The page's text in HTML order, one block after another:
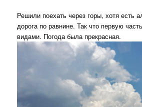
Решили поехать через горы, хотя есть
дорога по равнине. Так что первую
видами. Погода была прекрасная.